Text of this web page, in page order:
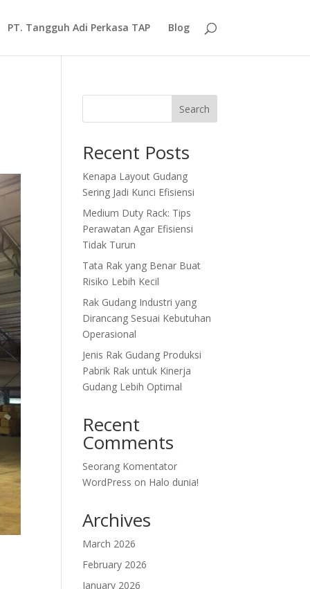
PT. Tangguh Adi Perkasa TAP Blog
Search
Recent Posts
Kenapa Layout Gudang
Sering Jadi Kunci Efisiensi
Medium Duty Rack: Tips
Perawatan Agar Efisiensi
Tidak Turun
Tata Rak yang Benar Buat
Risiko Lebih Kecil
Rak Gudang Industri yang
Dirancang Sesuai Kebutuhan
Operasional
Jenis Rak Gudang Produksi
Pabrik Rak untuk Kinerja
Gudang Lebih Optimal
Recent
Comments
Seorang Komentator
WordPress on Halo dunia!
Archives
March 2026
February 2026
January 2026